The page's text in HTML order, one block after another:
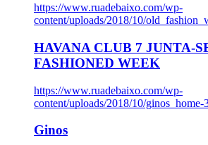
https://www.ruadebaixo.com/wp-
content/uploads/2018/10/
HAVANA CLUB 7 JUNTA-
FASHIONED WEEK
https://www.ruadebaixo.com/wp-
content/uploads/2018/10/
Ginos